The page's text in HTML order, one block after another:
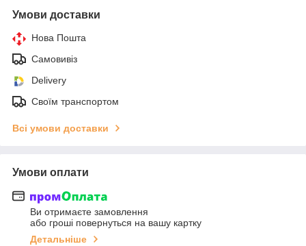
Умови доставки
Нова Пошта
Самовивіз
Delivery
Своїм транспортом
Всі умови доставки
Умови оплати
Ви отримаєте замовлення
або гроші повернуться на вашу картку
Детальніше